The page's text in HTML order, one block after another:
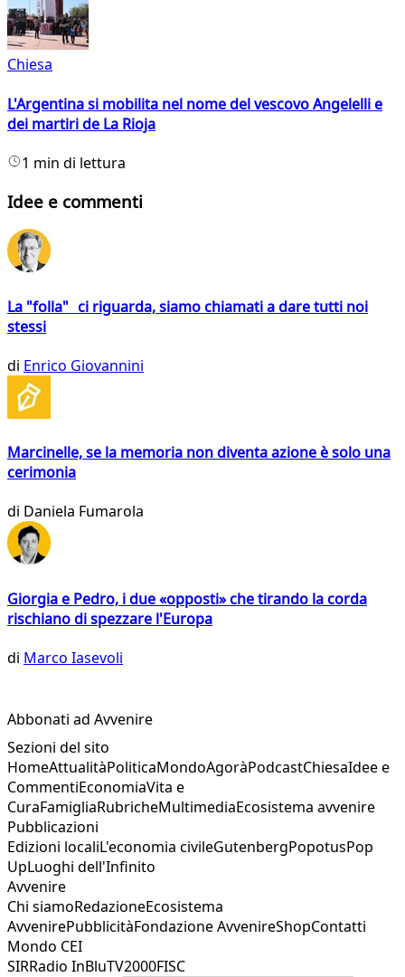
Chiesa
L'Argentina si mobilita nel nome del vescovo Angelelli e
dei martiri de La Rioja
1 min di lettura
Idee e commenti
La "folla" ci riguarda, siamo chiamati a dare tutti noi
stessi
di Enrico Giovannini
Marcinelle, se la memoria non diventa azione è solo una
cerimonia
di Daniela Fumarola
Giorgia e Pedro, i due «opposti» che tirando la corda
rischiano di spezzare l'Europa
di Marco Iasevoli
Abbonati ad Avvenire
Sezioni del sito
HomeAttualitàPoliticaMondoAgoràPodcastChiesaIdee e
CommentiEconomiaVita e
CuraFamigliaRubricheMultimediaEcosistema avvenire
Pubblicazioni
Edizioni localiL'economia civileGutenbergPopotusPop
UpLuoghi dell'Infinito
Avvenire
Chi siamoRedazioneEcosistema
AvvenirePubblicitàFondazione AvvenireShopContatti
Mondo CEI
SIRRadio InBluTV2000FISC